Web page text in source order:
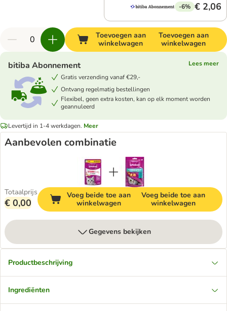
-6% € 2,06
Toevoegen aan
winkelwagen
Toevoegen aan
winkelwagen
bitiba Abonnement
Lees meer
Gratis verzending vanaf €29,-
Ontvang regelmatig bestellingen
Flexibel, geen extra kosten, kan op elk moment worden
geannuleerd
Levertijd in 1-4 werkdagen. Meer
Aanbevolen combinatie
Totaalprijs
€ 0,00
Voeg beide toe aan
winkelwagen
Voeg beide toe aan
winkelwagen
Gegevens bekijken
Productbeschrijving
Ingrediënten